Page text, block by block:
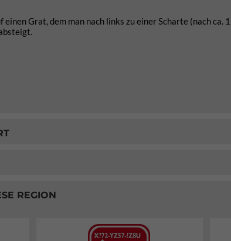
einen Grat, dem man nach links zu einer Scharte (nach
REGION